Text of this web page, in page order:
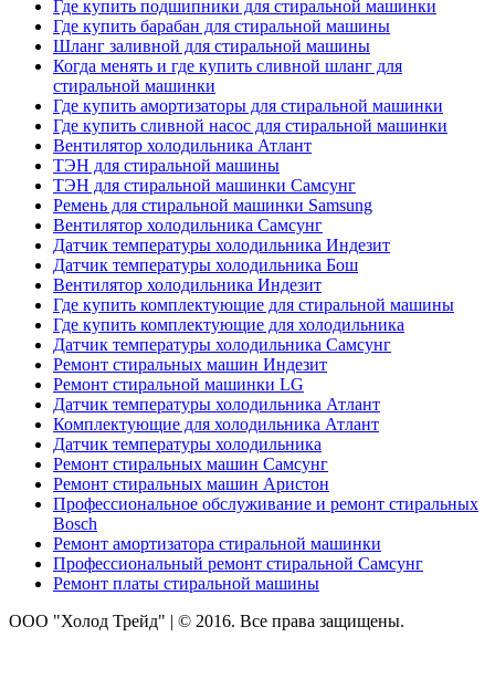
Где купить подшипники для стиральной машинки
Где купить барабан для стиральной машины
Шланг заливной для стиральной машины
Когда менять и где купить сливной шланг для
стиральной машинки
Где купить амортизаторы для стиральной машинки
Где купить сливной насос для стиральной машинки
Вентилятор холодильника Атлант
ТЭН для стиральной машины
ТЭН для стиральной машинки Самсунг
Ремень для стиральной машинки Samsung
Вентилятор холодильника Самсунг
Датчик температуры холодильника Индезит
Датчик температуры холодильника Бош
Вентилятор холодильника Индезит
Где купить комплектующие для стиральной машины
Где купить комплектующие для холодильника
Датчик температуры холодильника Самсунг
Ремонт стиральных машин Индезит
Ремонт стиральной машинки LG
Датчик температуры холодильника Атлант
Комплектующие для холодильника Атлант
Датчик температуры холодильника
Ремонт стиральных машин Самсунг
Ремонт стиральных машин Аристон
Профессиональное обслуживание и ремонт стиральных
Bosch
Ремонт амортизатора стиральной машинки
Профессиональный ремонт стиральной Самсунг
Ремонт платы стиральной машины
ООО "Холод Трейд" | © 2016. Все права защищены.